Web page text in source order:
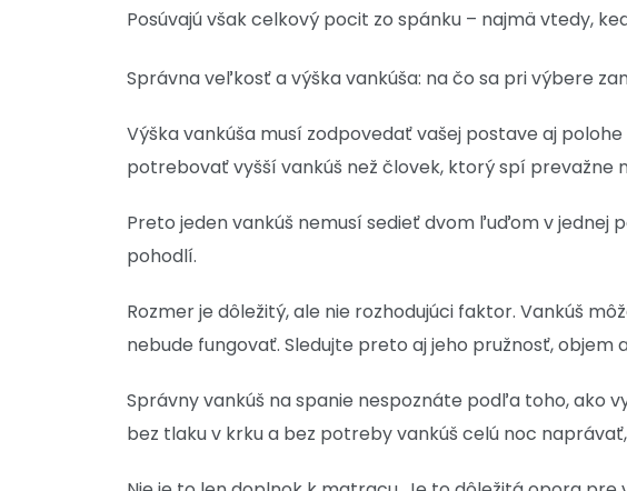
Posúvajú však celkový pocit zo spánku – najmä vtedy,
Správna veľkosť a výška vankúša: na čo sa pri výbere
Výška vankúša musí zodpovedať vašej postave aj
potrebovať vyšší vankúš než človek, ktorý spí prevažne
Preto jeden vankúš nemusí sedieť dvom ľuďom v jednej
pohodlí.
Rozmer je dôležitý, ale nie rozhodujúci faktor. Vankúš
nebude fungovať. Sledujte preto aj jeho pružnosť, objem
Správny vankúš na spanie nespoznáte podľa toho, ako
bez tlaku v krku a bez potreby vankúš celú noc